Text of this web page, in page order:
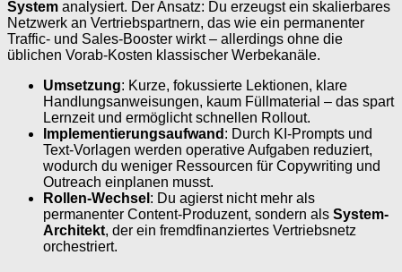
System analysiert. Der Ansatz: Du erzeugst ein skalierbares
Netzwerk an Vertriebspartnern, das wie ein permanenter
Traffic- und Sales-Booster wirkt – allerdings ohne die
üblichen Vorab-Kosten klassischer Werbekanäle.
Umsetzung: Kurze, fokussierte Lektionen, klare
Handlungsanweisungen, kaum Füllmaterial – das spart
Lernzeit und ermöglicht schnellen Rollout.
Implementierungsaufwand : Durch KI-Prompts und
Text-Vorlagen werden operative Aufgaben reduziert,
wodurch du weniger Ressourcen für Copywriting und
Outreach einplanen musst.
Rollen-Wechsel : Du agierst nicht mehr als
permanenter Content-Produzent, sondern als System-
Architekt, der ein fremdfinanziertes Vertriebsnetz
orchestriert.